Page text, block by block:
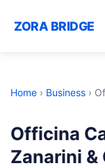
ZORA BRIDGE
Home › Business ›
Officina
Zanarini &